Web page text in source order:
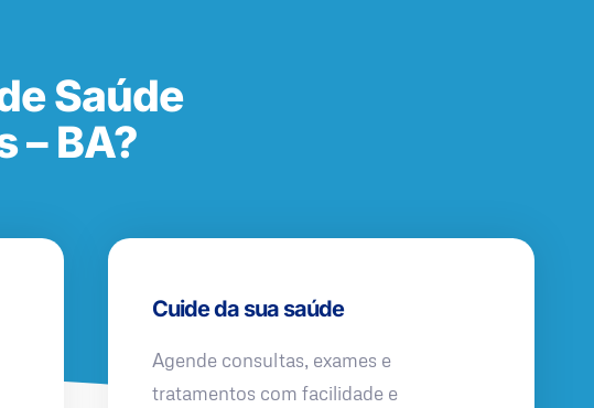
Saúde
– BA?
Cuide da sua saúde
Agende consultas, exames e
tratamentos com facilidade e